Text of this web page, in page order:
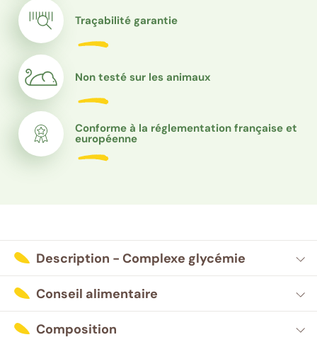
Traçabilité garantie
Non testé sur les animaux
Conforme à la réglementation française et
européenne
Description - Complexe glycémie
Conseil alimentaire
Composition